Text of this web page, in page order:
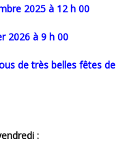
2025 à 12 h 00
2026 à 9 h 00
: